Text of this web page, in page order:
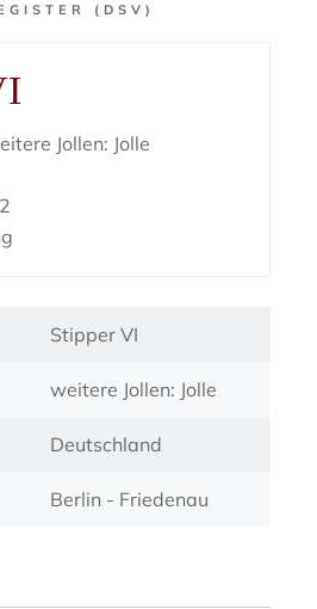
(DSV)
Jollen: Jolle
Stipper VI
weitere Jollen: Jolle
Deutschland
Berlin - Friedenau